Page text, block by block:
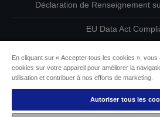
Déclaration de Renseignement
EU Data Act
Informations sur les
L’engagement d’Epson pour
En cliquant sur « Accepter tous les cookies »,
cookies sur votre appareil pour améliorer la
utilisation et contribuer à nos efforts de marketing.
Autoriser tous les